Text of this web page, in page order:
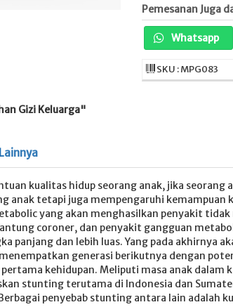
Pemesanan Juga
Whatsapp
SKU : MPG083
Gizi Keluarga"
Lainnya
kualitas hidup seorang anak, jika
anak tetapi juga mempengaruhi
yang akan menghasilkan penyakit
coroner, dan penyakit gangguan
panjang dan lebih luas. Yang pada akhirnya
generasi berikutnya dengan
kehidupan. Meliputi masa anak dalam
stunting terutama di Indonesia dan
penyebab stunting antara lain adalah